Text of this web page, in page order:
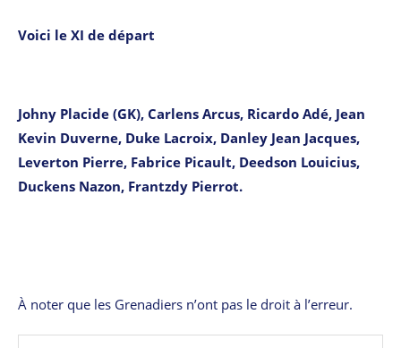
Voici le XI de départ
Johny Placide (GK), Carlens Arcus, Ricardo Adé, Jean
Kevin Duverne, Duke Lacroix, Danley Jean Jacques,
Leverton Pierre, Fabrice Picault, Deedson Louicius,
Duckens Nazon, Frantzdy Pierrot.
À noter que les Grenadiers n’ont pas le droit à l’erreur.